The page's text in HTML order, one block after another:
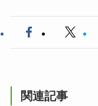
関連記事